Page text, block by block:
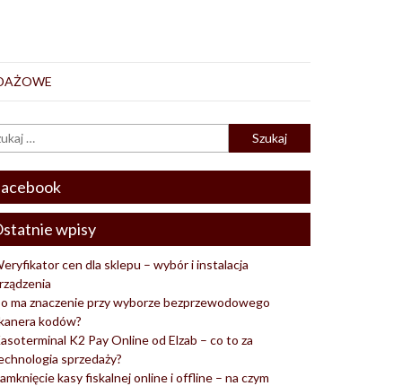
wpisy
cen dla sklepu – wybór i instalacja
ma znaczenie przy wyborze bezprzewodowego
kodów?
K2 Pay Online od Elzab – co to za
sprzedaży?
kasy fiskalnej online i offline – na czym